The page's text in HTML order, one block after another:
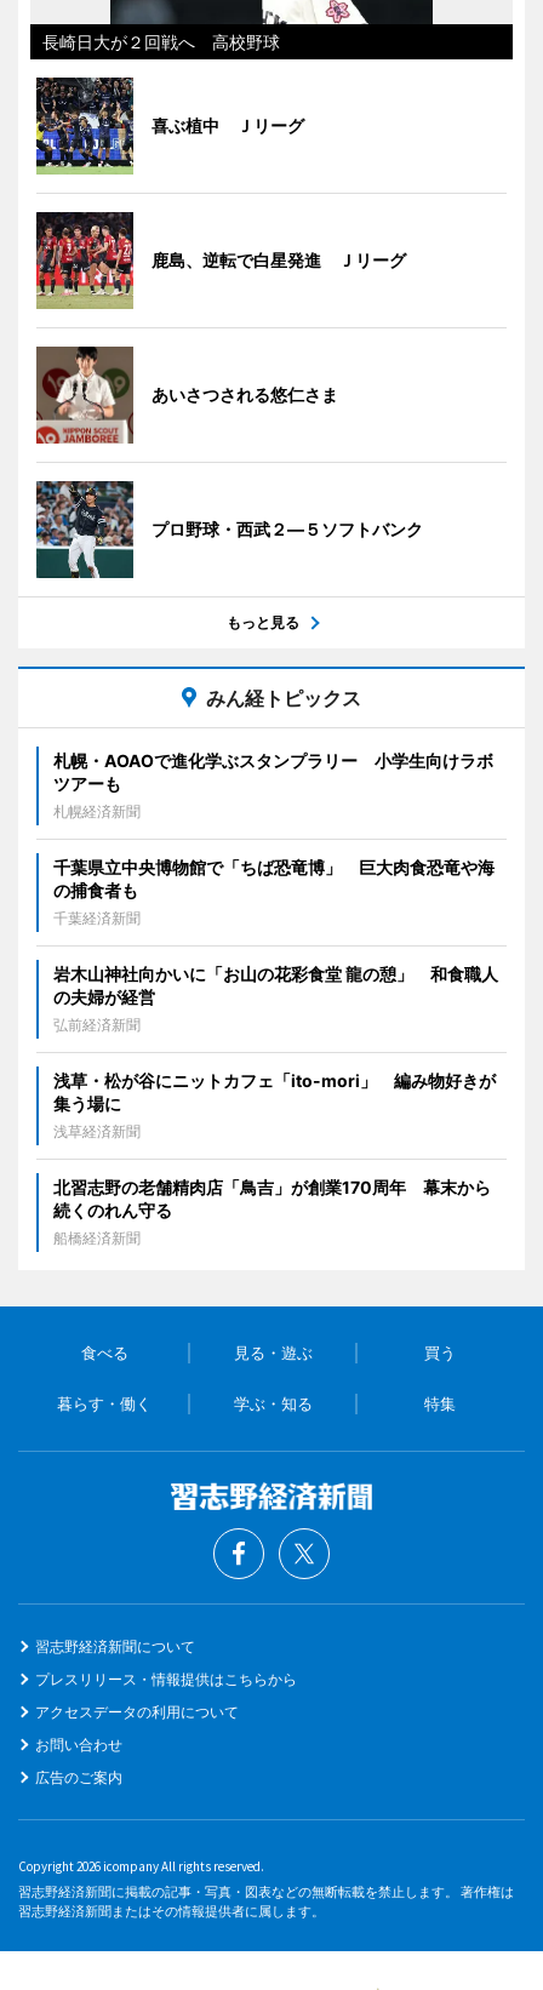
長崎日大が２回戦へ 高校野球
喜ぶ植中 Ｊリーグ
鹿島、逆転で白星発進 Ｊリーグ
あいさつされる悠仁さま
プロ野球・西武２―５ソフトバンク
もっと見る
みん経トピックス
札幌・AOAOで進化学ぶスタンプラリー 小学生向けラボ
ツアーも
札幌経済新聞
千葉県立中央博物館で「ちば恐竜博」 巨大肉食恐竜や海
の捕食者も
千葉経済新聞
岩木山神社向かいに「お山の花彩食堂 龍の憩」 和食職人
の夫婦が経営
弘前経済新聞
浅草・松が谷にニットカフェ「ito-mori」 編み物好きが
集う場に
浅草経済新聞
北習志野の老舗精肉店「鳥吉」が創業170周年 幕末から
続くのれん守る
船橋経済新聞
食べる 見る・遊ぶ 買う
暮らす・働く 学ぶ・知る 特集
習志野経済新聞について
プレスリリース・情報提供はこちらから
アクセスデータの利用について
お問い合わせ
広告のご案内
Copyright 2026 icompany All rights reserved.
習志野経済新聞に掲載の記事・写真・図表などの無断転載を禁止します。 著作権は
習志野経済新聞またはその情報提供者に属します。